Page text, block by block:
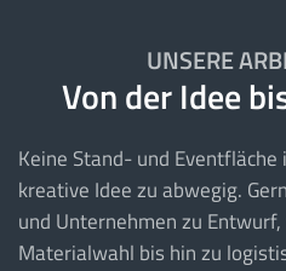
UNSERE
Von der Idee
Keine Stand- und
kreative Idee zu abwegig.
und Unternehmen zu
Materialwahl bis hin zu